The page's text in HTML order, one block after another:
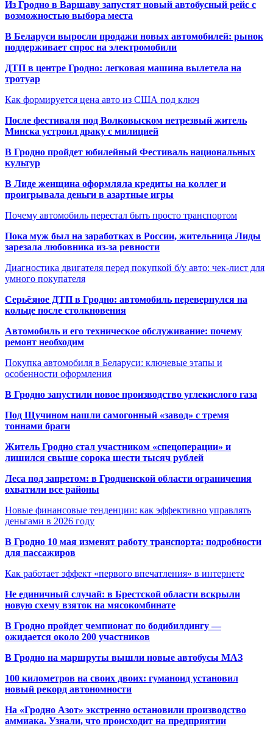
Из Гродно в Варшаву запустят новый автобусный рейс с
возможностью выбора места
В Беларуси выросли продажи новых автомобилей: рынок
поддерживает спрос на электромобили
ДТП в центре Гродно: легковая машина вылетела на
тротуар
Как формируется цена авто из США под ключ
После фестиваля под Волковыском нетрезвый житель
Минска устроил драку с милицией
В Гродно пройдет юбилейный Фестиваль национальных
культур
В Лиде женщина оформляла кредиты на коллег и
проигрывала деньги в азартные игры
Почему автомобиль перестал быть просто транспортом
Пока муж был на заработках в России, жительница Лиды
зарезала любовника из-за ревности
Диагностика двигателя перед покупкой б/у авто: чек-лист для
умного покупателя
Серьёзное ДТП в Гродно: автомобиль перевернулся на
кольце после столкновения
Автомобиль и его техническое обслуживание: почему
ремонт необходим
Покупка автомобиля в Беларуси: ключевые этапы и
особенности оформления
В Гродно запустили новое производство углекислого газа
Под Щучином нашли самогонный «завод» с тремя
тоннами браги
Житель Гродно стал участником «спецоперации» и
лишился свыше сорока шести тысяч рублей
Леса под запретом: в Гродненской области ограничения
охватили все районы
Новые финансовые тенденции: как эффективно управлять
деньгами в 2026 году
В Гродно 10 мая изменят работу транспорта: подробности
для пассажиров
Как работает эффект «первого впечатления» в интернете
Не единичный случай: в Брестской области вскрыли
новую схему взяток на мясокомбинате
В Гродно пройдет чемпионат по бодибилдингу —
ожидается около 200 участников
В Гродно на маршруты вышли новые автобусы МАЗ
100 километров на своих двоих: гуманоид установил
новый рекорд автономности
На «Гродно Азот» экстренно остановили производство
аммиака. Узнали, что происходит на предприятии